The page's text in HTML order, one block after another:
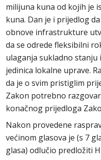
milijuna kuna od kojih je
kuna. Dan je i prijedlog
obnove infrastrukture
da se odrede fleksibilni
ulaganja sukladno
jedinica lokalne uprave.
da je o svim pristiglim
Zakon potrebno
konačnog prijedloga
Nakon provedene
većinom glasova je (s 7
glasa) odlučio predložiti